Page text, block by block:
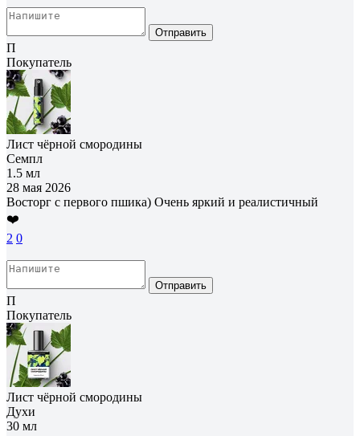
Отправить
П
Покупатель
Лист чёрной смородины
Семпл
1.5 мл
28 мая 2026
Восторг с первого пшика) Очень яркий и реалистичный
❤️
2 0
Отправить
П
Покупатель
Лист чёрной смородины
Духи
30 мл